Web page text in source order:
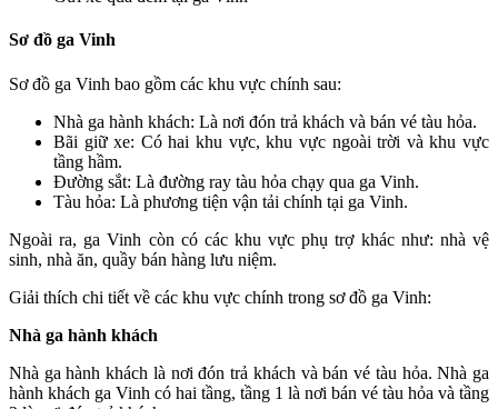
Sơ đồ ga Vinh
Sơ đồ ga Vinh bao gồm các khu vực chính sau:
Nhà ga hành khách: Là nơi đón trả khách và bán vé tàu hỏa.
Bãi giữ xe: Có hai khu vực, khu vực ngoài trời và khu vực
tầng hầm.
Đường sắt: Là đường ray tàu hỏa chạy qua ga Vinh.
Tàu hỏa: Là phương tiện vận tải chính tại ga Vinh.
Ngoài ra, ga Vinh còn có các khu vực phụ trợ khác như: nhà vệ
sinh, nhà ăn, quầy bán hàng lưu niệm.
Giải thích chi tiết về các khu vực chính trong sơ đồ ga Vinh:
Nhà ga hành khách
Nhà ga hành khách là nơi đón trả khách và bán vé tàu hỏa. Nhà ga
hành khách ga Vinh có hai tầng, tầng 1 là nơi bán vé tàu hỏa và tầng